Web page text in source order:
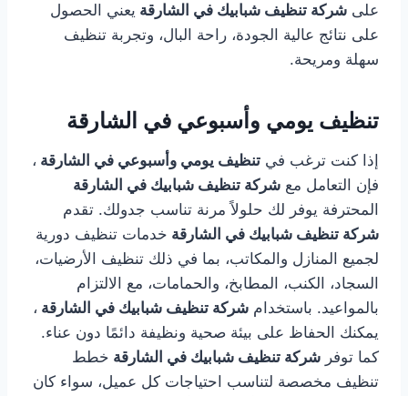
على شركة تنظيف شبابيك في الشارقة يعني الحصول
على نتائج عالية الجودة، راحة البال، وتجربة تنظيف
سهلة ومريحة.
تنظيف يومي وأسبوعي في الشارقة
إذا كنت ترغب في تنظيف يومي وأسبوعي في الشارقة ،
فإن التعامل مع شركة تنظيف شبابيك في الشارقة
المحترفة يوفر لك حلولاً مرنة تناسب جدولك. تقدم
شركة تنظيف شبابيك في الشارقة خدمات تنظيف دورية
لجميع المنازل والمكاتب، بما في ذلك تنظيف الأرضيات،
السجاد، الكنب، المطابخ، والحمامات، مع الالتزام
بالمواعيد. باستخدام شركة تنظيف شبابيك في الشارقة ،
يمكنك الحفاظ على بيئة صحية ونظيفة دائمًا دون عناء.
كما توفر شركة تنظيف شبابيك في الشارقة خطط
تنظيف مخصصة لتناسب احتياجات كل عميل، سواء كان